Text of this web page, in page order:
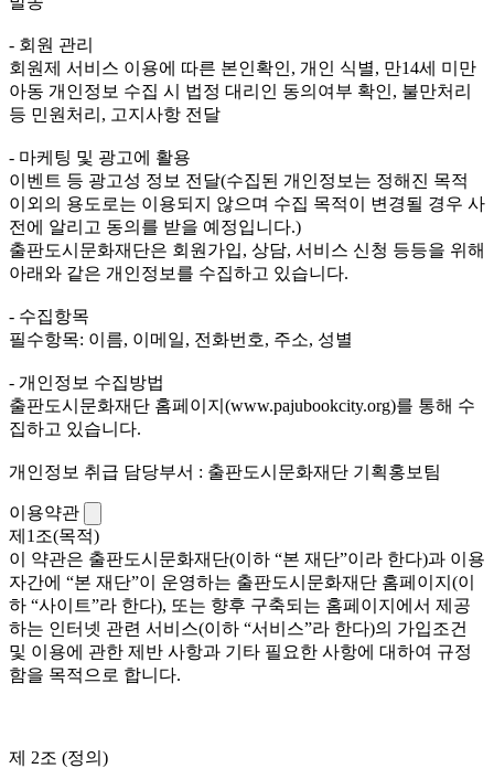
- 회원 관리
회원제 서비스 이용에 따른 본인확인, 개인 식별, 만14세 미만
아동 개인정보 수집 시 법정 대리인 동의여부 확인, 불만처리
등 민원처리, 고지사항 전달
- 마케팅 및 광고에 활용
이벤트 등 광고성 정보 전달(수집된 개인정보는 정해진 목적
이외의 용도로는 이용되지 않으며 수집 목적이 변경될 경우 사
전에 알리고 동의를 받을 예정입니다.)
출판도시문화재단은 회원가입, 상담, 서비스 신청 등등을 위해
아래와 같은 개인정보를 수집하고 있습니다.
- 수집항목
필수항목: 이름, 이메일, 전화번호, 주소, 성별
- 개인정보 수집방법
출판도시문화재단 홈페이지(www.pajubookcity.org)를 통해 수
집하고 있습니다.
개인정보 취급 담당부서 : 출판도시문화재단 기획홍보팀
이용약관
제1조(목적)
이 약관은 출판도시문화재단(이하 “본 재단”이라 한다)과 이용
자간에 “본 재단”이 운영하는 출판도시문화재단 홈페이지(이
하 “사이트”라 한다), 또는 향후 구축되는 홈페이지에서 제공
하는 인터넷 관련 서비스(이하 “서비스”라 한다)의 가입조건
및 이용에 관한 제반 사항과 기타 필요한 사항에 대하여 규정
함을 목적으로 합니다.
제 2조 (정의)